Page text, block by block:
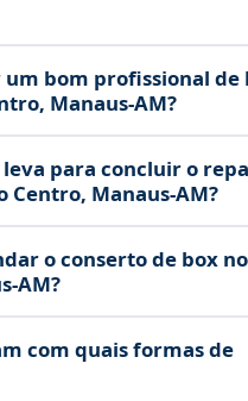
um bom profissional de
Manaus‑AM?
para concluir o
Centro, Manaus‑AM?
o conserto de box no
com quais formas de